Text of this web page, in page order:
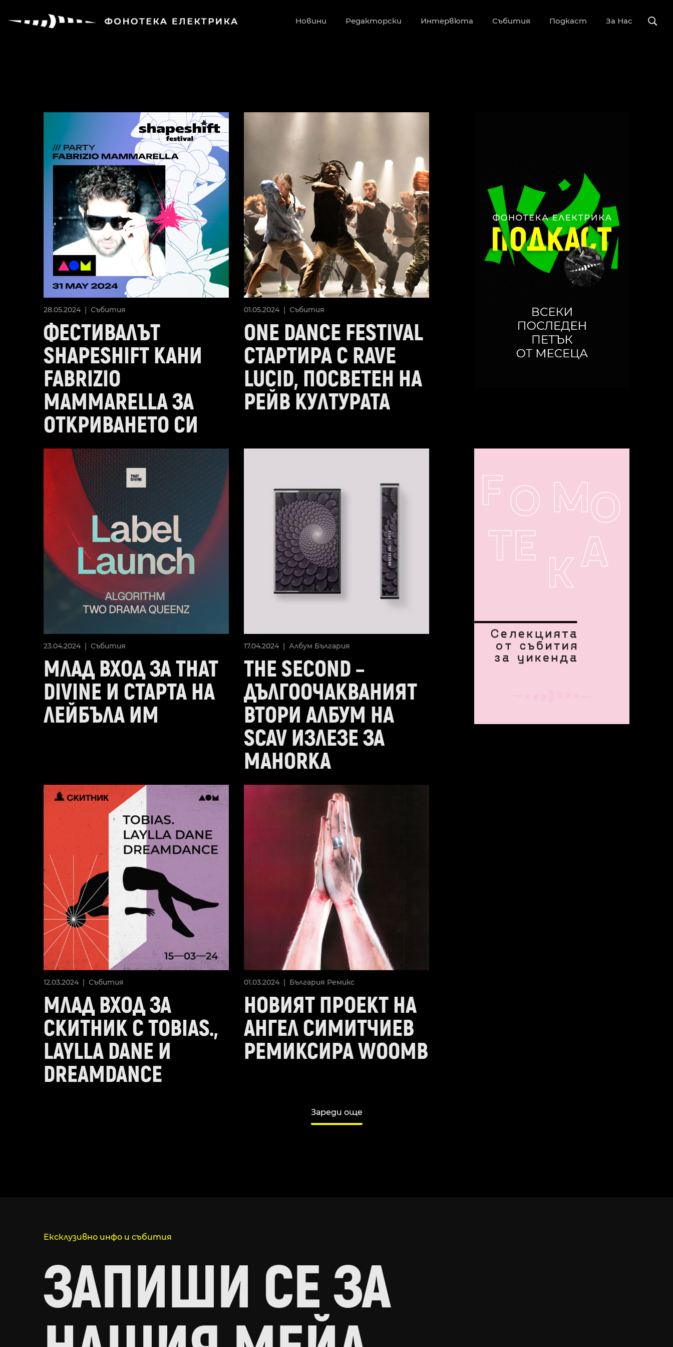
Новини Редакторски Интервюта Събития Подкаст За Нас
28.05.2024 | Събития
ФЕСТИВАЛЪТ
SHAPESHIFT КАНИ
FABRIZIO
MAMMARELLA ЗА
ОТКРИВАНЕТО СИ
01.05.2024 | Събития
ONE DANCE FESTIVAL
СТАРТИРА С RAVE
LUCID, ПОСВЕТЕН НА
РЕЙВ КУЛТУРАТА
23.04.2024 | Събития
МЛАД ВХОД ЗА THAT
DIVINE И СТАРТА НА
ЛЕЙБЪЛА ИМ
17.04.2024 | Албум България
THE SECOND –
ДЪЛГООЧАКВАНИЯТ
ВТОРИ АЛБУМ НА
SCAV ИЗЛЕЗЕ ЗА
MAHORKA
12.03.2024 | Събития
МЛАД ВХОД ЗА
СКИТНИК С TOBIAS.,
LAYLLA DANE И
DREAMDANCE
01.03.2024 | България Ремикс
НОВИЯТ ПРОЕКТ НА
АНГЕЛ СИМИТЧИЕВ
РЕМИКСИРА WOOMB
Зареди още
Ексклузивно инфо и събития
ЗАПИШИ СЕ ЗА